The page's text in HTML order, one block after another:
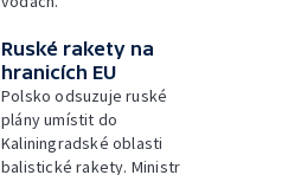
Ruské rakety na
hranicích EU
Polsko odsuzuje ruské
plány umístit do
Kaliningradské oblasti
balistické rakety. Ministr